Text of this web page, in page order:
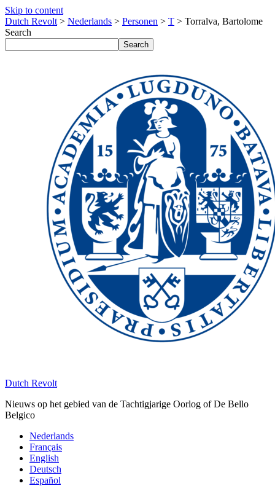
Skip to content
Dutch Revolt > Nederlands > Personen > T > Torralva, Bartolome
Search
Search
Dutch Revolt
Nieuws op het gebied van de Tachtigjarige Oorlog of De Bello
Belgico
Nederlands
Français
English
Deutsch
Español